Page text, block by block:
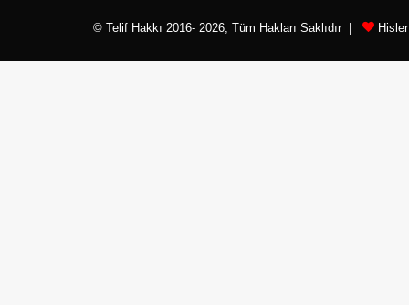
© Telif Hakkı 2016- 2026, Tüm Hakları Saklıdır |